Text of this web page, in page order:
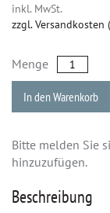
inkl. MwSt.
zzgl. Versandkosten
Menge
In den Warenkorb
Bitte melden Sie
hinzuzufügen.
Beschreibung